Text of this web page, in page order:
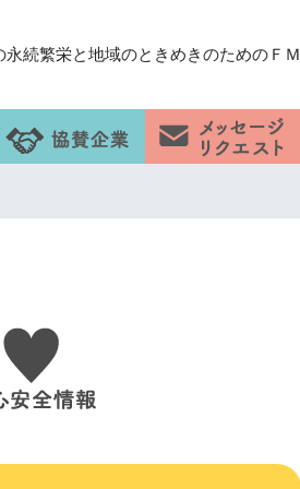
永続繁栄と地域のときめきのためのＦＭ